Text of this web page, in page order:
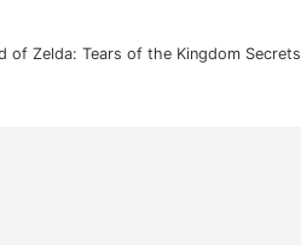
of Zelda: Tears of the Kingdom Secrets